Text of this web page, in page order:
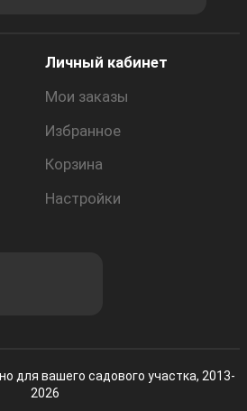
Личный кабинет
Мои заказы
Избранное
Корзина
Настройки
для вашего садового участка, 2013-
2026